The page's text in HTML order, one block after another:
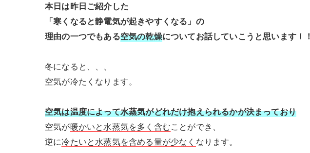
本日は昨日ご紹介した
「寒くなると静電気が起きやすくなる」の
理由の一つでもある空気の乾燥についてお話していこうと思います！！
冬になると、、、
空気が冷たくなります。
空気は温度によって水蒸気がどれだけ抱えられるかが決まっており
空気が暖かいと水蒸気を多く含むことができ、
逆に冷たいと水蒸気を含める量が少なく なります。